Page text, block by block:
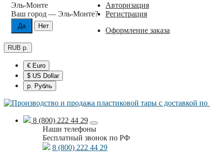
Эль-Монте
Ваш город — Эль-Монте?
Авторизация
Регистрация
Оформление заказа
RUB р.
€ Euro
$ US Dollar
р. Рубль
8 (800) 222 44 29
Наши телефоны
Бесплатный звонок по РФ
8 (800) 222 44 29